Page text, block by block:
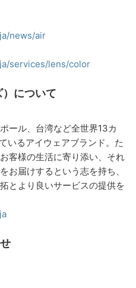
news/air
services/lens/color
について
ール、台湾など全世界13カ
いるアイウェアブランド。た
客様の生活に寄り添い、それ
お届けするという志を持ち、
とより良いサービスの提供を